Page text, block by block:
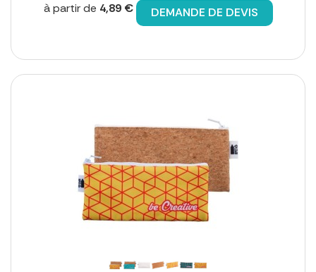
à partir de 4,89 € DEMANDE DE DEVIS